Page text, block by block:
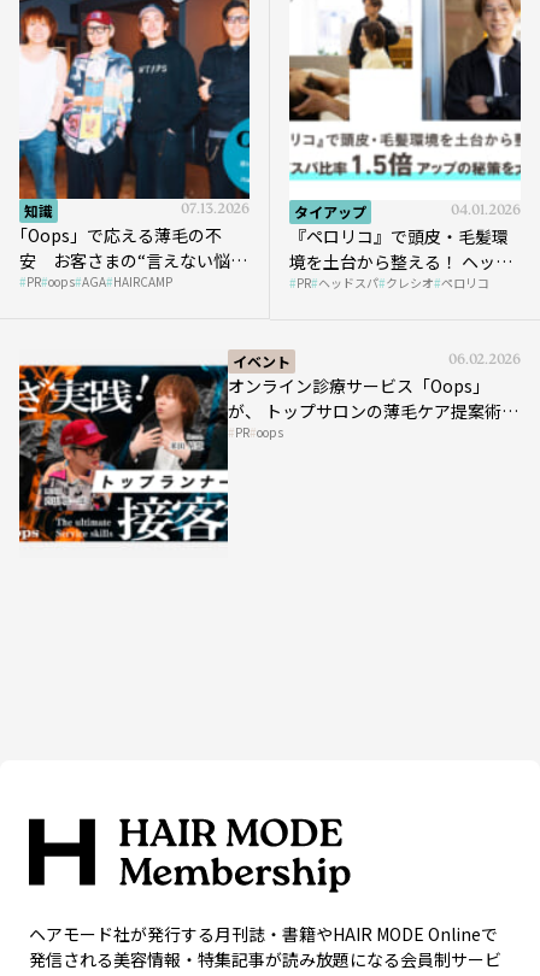
知識 07.13.2026
｢Oops」で応える薄毛の不
安 お客さまの“言えない悩
み”にどう向き合う？ ＃01
PR oops AGA HAIRCAMP
タイアップ 04.01.2026
『ペロリコ』で頭皮・毛髪環
境を土台から整える！ ヘッド
スパ比率1.5倍アップの秘策を
PR ヘッドスパ クレシオ ペロリコ
イベント 06.02.2026
オンライン診療サービス「Oops」
が、 トップサロンの薄毛ケア提案術を
HAIRCAMPで公開！
PR oops
ヘアモード社が発行する月刊誌・書籍やHAIR MODE Onlineで
発信される美容情報・特集記事が読み放題になる会員制サービ